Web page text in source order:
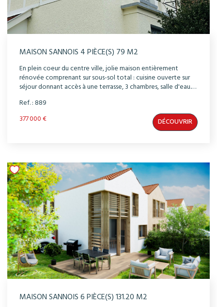
MAISON SANNOIS 4 PIÈCE(S) 79 M2
En plein coeur du centre ville, jolie maison entièrement
rénovée comprenant sur sous-sol total : cuisine ouverte sur
séjour donnant accès à une terrasse, 3 chambres, salle d'eau.
gare
Ref. : 889
377 000 €
DÉCOUVRIR
MAISON SANNOIS 6 PIÈCE(S) 131.20 M2